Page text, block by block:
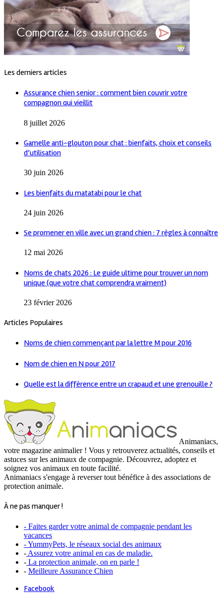
Les derniers articles
Assurance chien senior : comment bien couvrir votre
compagnon qui vieillit
8 juillet 2026
Gamelle anti-glouton pour chat : bienfaits, choix et conseils
d’utilisation
30 juin 2026
Les bienfaits du matatabi pour le chat
24 juin 2026
Se promener en ville avec un grand chien : 7 règles à connaître
12 mai 2026
Noms de chats 2026 : Le guide ultime pour trouver un nom
unique (que votre chat comprendra vraiment)
23 février 2026
Articles Populaires
Noms de chien commençant par la lettre M pour 2016
Nom de chien en N pour 2017
Quelle est la différence entre un crapaud et une grenouille ?
Animaniacs,
votre magazine animalier ! Vous y retrouverez actualités, conseils et
astuces sur les animaux de compagnie. Découvrez, adoptez et
soignez vos animaux en toute facilité.
Animaniacs s'engage à reverser tout bénéfice à des associations de
protection animale.
À ne pas manquer !
- Faites garder votre animal de compagnie pendant les
vacances
- YummyPets, le réseaux social des animaux
- Assurez votre animal en cas de maladie.
- La protection animale, on en parle !
- Meilleure Assurance Chien
Facebook